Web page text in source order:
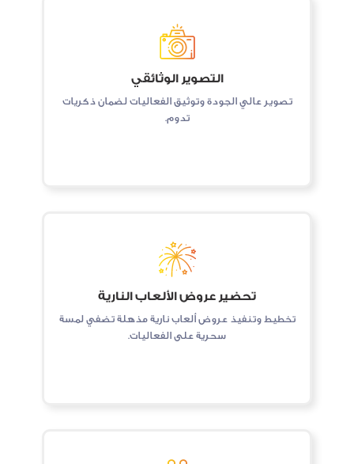
التصوير الوثائقي
تصوير عالي الجودة وتوثيق الفعاليات لضمان ذكريات
تدوم.
تحضير عروض الألعاب النارية
تخطيط وتنفيذ عروض ألعاب نارية مذهلة تضفي لمسة
سحرية على الفعاليات.